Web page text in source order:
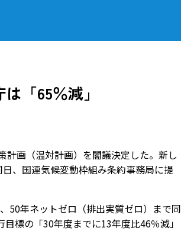
「65％減」
画（温対計画）を閣議決定した。新し
、国連気候変動枠組み条約事務局に提
50年ネットゼロ（排出実質ゼロ）まで同
標の「30年度までに13年度比46％減」